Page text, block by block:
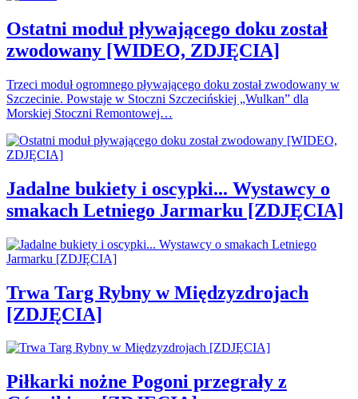
Ostatni moduł pływającego doku został
zwodowany [WIDEO, ZDJĘCIA]
Trzeci moduł ogromnego pływającego doku został zwodowany w
Szczecinie. Powstaje w Stoczni Szczecińskiej „Wulkan” dla
Morskiej Stoczni Remontowej…
Jadalne bukiety i oscypki... Wystawcy o
smakach Letniego Jarmarku [ZDJĘCIA]
Trwa Targ Rybny w Międzyzdrojach
[ZDJĘCIA]
Piłkarki nożne Pogoni przegrały z